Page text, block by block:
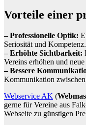
Vorteile einer
– Professionelle Optik:
Seriosität und Kompetenz.
– Erhöhte Sichtbarkeit:
Vereins erhöhen und
– Bessere
Kommunikation
Webservice AK (
gerne für Vereine aus
Webseite zu günstigen